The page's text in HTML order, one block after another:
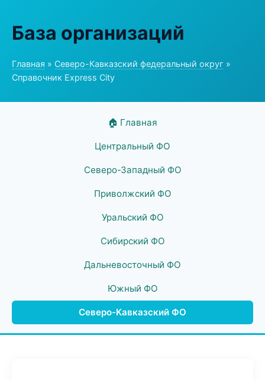
База организаций
Главная » Северо-Кавказский федеральный округ »
Справочник Express City
🏠 Главная
Центральный ФО
Северо-Западный ФО
Приволжский ФО
Уральский ФО
Сибирский ФО
Дальневосточный ФО
Южный ФО
Северо-Кавказский ФО